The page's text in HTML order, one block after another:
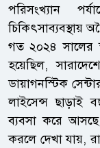
পরিসংখ্যান
চিকিৎসাব্যবস্থায়
গত ২০২৪ সালের
হয়েছিল,
ডায়াগনস্টিক
লাইসেন্স ছাড়াই
ব্যবসা করে
করলে দেখা যায়,